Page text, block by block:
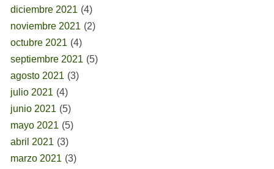
diciembre 2021 (4)
noviembre 2021 (2)
octubre 2021 (4)
septiembre 2021 (5)
agosto 2021 (3)
julio 2021 (4)
junio 2021 (5)
mayo 2021 (5)
abril 2021 (3)
marzo 2021 (3)